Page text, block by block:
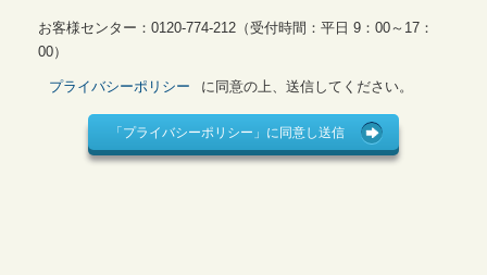
お客様センター：0120-774-212（受付時間：平日 9：00～17：
00）
プライバシーポリシー に同意の上、送信してください。
「プライバシーポリシー」に同意し送信